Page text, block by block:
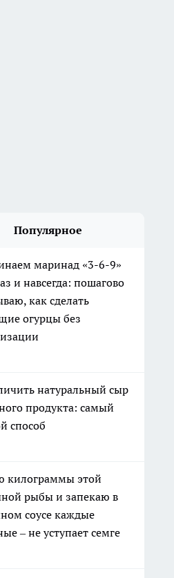
Популярное
маринад «3-6-9»
и навсегда: пошагово
как сделать
огурцы без
натуральный сыр
продукта: самый
способ
килограммы этой
рыбы и запекаю в
соусе каждые
– не уступает семге